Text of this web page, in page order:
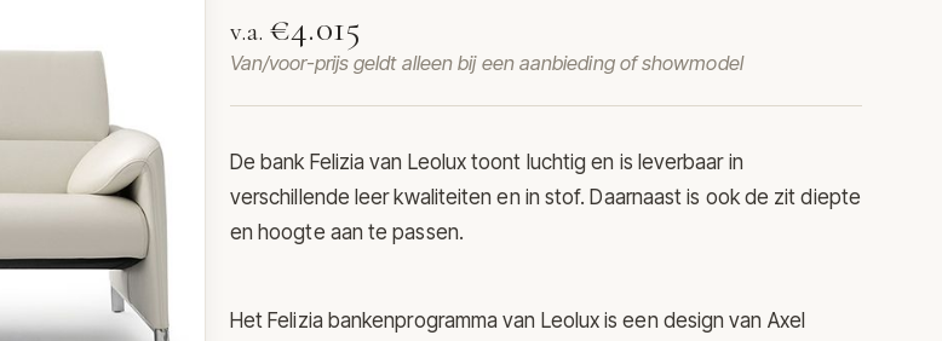
v.a. €4.015
Van/voor-prijs geldt alleen bij een aanbieding of showmodel
De bank Felizia van Leolux toont luchtig en is leverbaar in
verschillende leer kwaliteiten en in stof. Daarnaast is ook de zit diepte
en hoogte aan te passen.
Het Felizia bankenprogramma van Leolux is een design van Axel